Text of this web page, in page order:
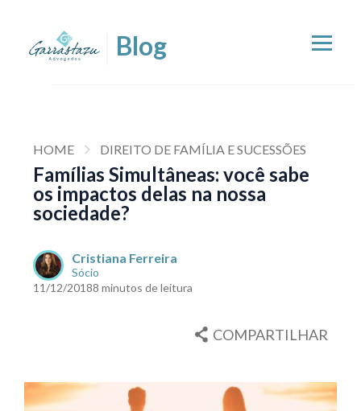
HOME DIREITO DE FAMÍLIA E SUCESSÕES
Famílias Simultâneas: você sabe
os impactos delas na nossa
sociedade?
Cristiana Ferreira
Sócio
11/12/20188 minutos de leitura
COMPARTILHAR